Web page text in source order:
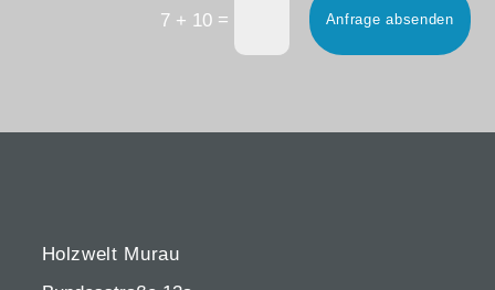
7 + 10= Anfrage absenden
Holzwelt Murau